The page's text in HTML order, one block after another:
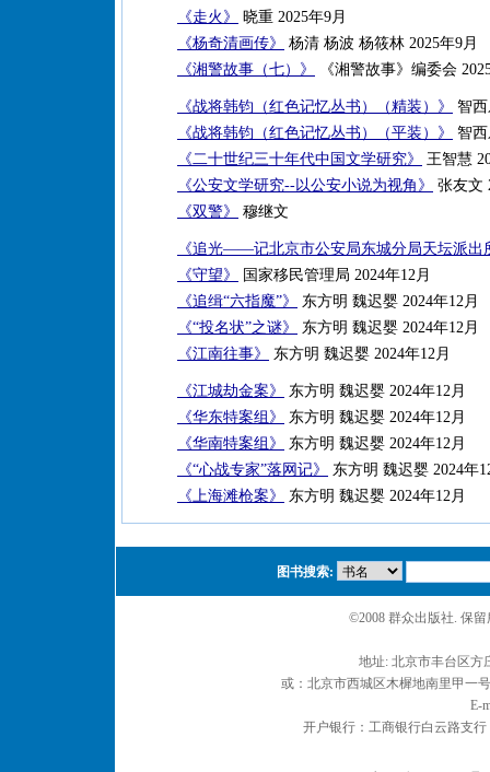
《走火》
晓重 2025年9月
《杨奇清画传》
杨清 杨波 杨筱林 2025年9月
《湘警故事（七）》
《湘警故事》编委会
《战将韩钧（红色记忆丛书）（精装）》
智西
《战将韩钧（红色记忆丛书）（平装）》
智西
《二十世纪三十年代中国文学研究》
王智慧
《公安文学研究--以公安小说为视角》
张友文
《双警》
穆继文
《追光——记北京市公安局东城分局天坛派出
《守望》
国家移民管理局 2024年12月
《追缉“六指魔”》
东方明 魏迟婴 2024年12月
《“投名状”之谜》
东方明 魏迟婴 2024年12月
《江南往事》
东方明 魏迟婴 2024年12月
《江城劫金案》
东方明 魏迟婴 2024年12月
《华东特案组》
东方明 魏迟婴 2024年12月
《华南特案组》
东方明 魏迟婴 2024年12月
《“心战专家”落网记》
东方明 魏迟婴 2024年
《上海滩枪案》
东方明 魏迟婴 2024年12月
图书搜索:
©2008 群众出版社. 保
地址: 北京市丰台区
或：北京市西城区木樨地南里甲一
E-
开户银行：工商银行白云路支